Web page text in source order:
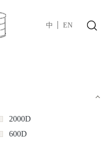
中 EN
2000D
600D